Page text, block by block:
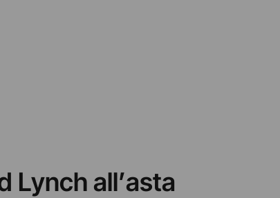
Lynch all’asta